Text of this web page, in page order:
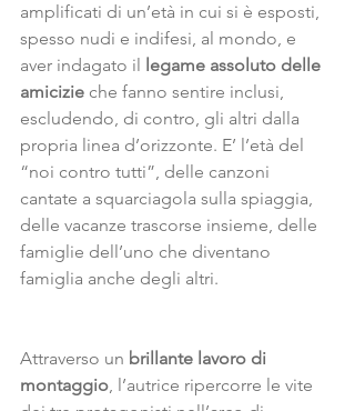
amplificati di un’età in cui si è esposti,
spesso nudi e indifesi, al mondo, e
aver indagato il legame assoluto delle
amicizie che fanno sentire inclusi,
escludendo, di contro, gli altri dalla
propria linea d’orizzonte. E’ l’età del
“noi contro tutti”, delle canzoni
cantate a squarciagola sulla spiaggia,
delle vacanze trascorse insieme, delle
famiglie dell’uno che diventano
famiglia anche degli altri.
Attraverso un brillante lavoro di
montaggio, l’autrice ripercorre le vite